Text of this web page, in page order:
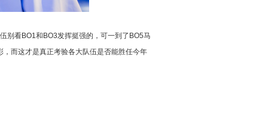
别看BO1和BO3发挥挺强的，可一到了BO5马
而这才是真正考验各大队伍是否能胜任今年